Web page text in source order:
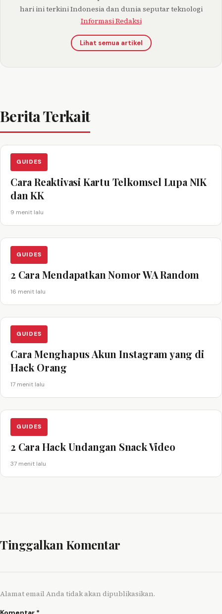
hari ini terkini Indonesia dan dunia seputar teknologi
Informasi Redaksi
Lihat semua artikel
Berita Terkait
GUIDES
Cara Reaktivasi Kartu Telkomsel Lupa NIK
dan KK
9 menit lalu
GUIDES
2 Cara Mendapatkan Nomor WA Random
16 menit lalu
GUIDES
Cara Menghapus Akun Instagram yang di
Hack Orang
17 menit lalu
GUIDES
2 Cara Hack Undangan Snack Video
37 menit lalu
Tinggalkan Komentar
Alamat email Anda tidak akan dipublikasikan.